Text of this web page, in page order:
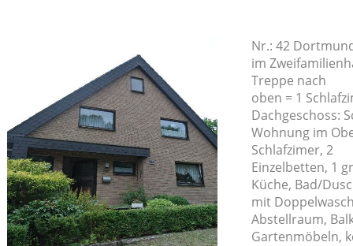
Nr.: 42
im
Treppe nach
oben = 1
Dachgeschoss:
Wohnung im
Schlafzimer, 2
Einzelbetten, 1
Küche, Bad/
mit
Abstellraum,
Gartenmöbeln,